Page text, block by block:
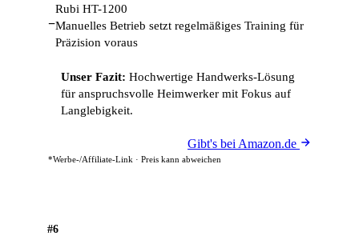
Rubi HT-1200
−Manuelles Betrieb setzt regelmäßiges Training für
Präzision voraus
Unser Fazit: Hochwertige Handwerks-Lösung
für anspruchsvolle Heimwerker mit Fokus auf
Langlebigkeit.
Gibt's bei Amazon.de
*Werbe-/Affiliate-Link · Preis kann abweichen
#6